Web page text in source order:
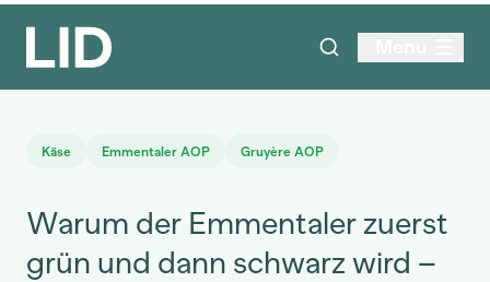
Käse Emmentaler AOP Gruyère AOP
Warum der Emmentaler zuerst
grün und dann schwarz wird –